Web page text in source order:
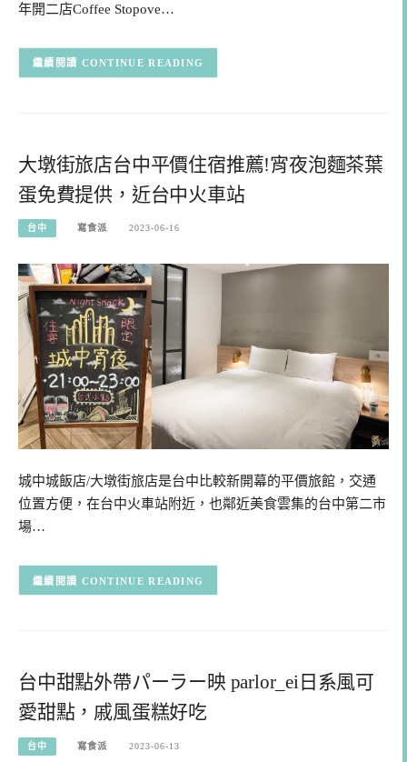
年開二店Coffee Stopove…
CONTINUE READING
大墩街旅店台中平價住宿推薦!宵夜泡麵茶葉
蛋免費提供，近台中火車站
台中 寫食派 2023-06-16
城中城飯店/大墩街旅店是台中比較新開幕的平價旅館，交通
位置方便，在台中火車站附近，也鄰近美食雲集的台中第二市
場…
CONTINUE READING
台中甜點外帶パーラー映 parlor_ei日系風可
愛甜點，戚風蛋糕好吃
台中 寫食派 2023-06-13